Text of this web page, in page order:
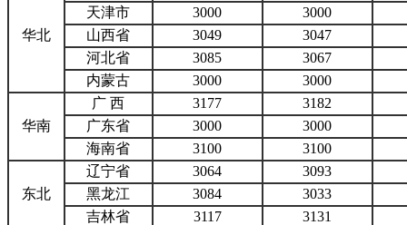
华北
天津市
3000
3000
山西省
3049
3047
河北省
3085
3067
内蒙古
3000 3000
华南
广 西 3177
3182
广东省
3000
3000
海南省
3100 3100
东北
辽宁省 3064
3093
黑龙江
3084
3033
吉林省
3117 3131